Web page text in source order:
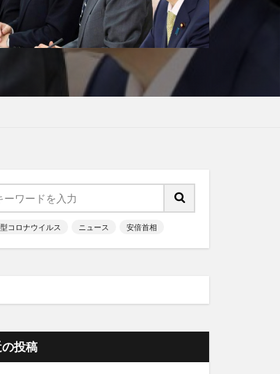
コロナウイルス ニュース 安倍首相
投稿